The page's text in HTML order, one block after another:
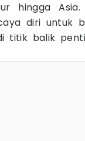
hingga Asia.
diri untuk
titik balik